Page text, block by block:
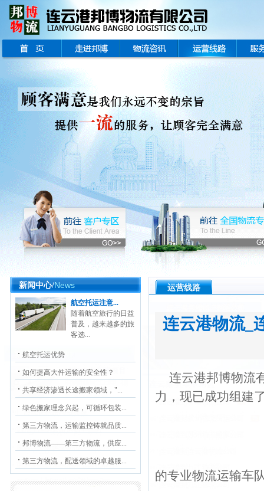
新闻中心/News
航空托运注意...
随着航空旅行的日益
普及，越来越多的旅
客选...
航空托运优势
如何提高大件运输的安全性？
共享经济渗透长途搬家领域，"...
绿色搬家理念兴起，可循环包装...
第三方物流，运输监控铸就品质...
邦博物流——第三方物流，供应...
第三方物流，配送领域的卓越服...
运营线路
连云港物流_
连云港邦博物流
力，现已成功组建
的专业物流运输车